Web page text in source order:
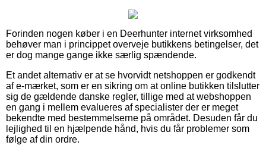
Forinden nogen køber i en Deerhunter internet virksomhed
behøver man i princippet overveje butikkens betingelser, det
er dog mange gange ikke særlig spændende.
Et andet alternativ er at se hvorvidt netshoppen er godkendt
af e-mærket, som er en sikring om at online butikken tilslutter
sig de gældende danske regler, tillige med at webshoppen
en gang i mellem evalueres af specialister der er meget
bekendte med bestemmelserne på området. Desuden får du
lejlighed til en hjælpende hånd, hvis du får problemer som
følge af din ordre.